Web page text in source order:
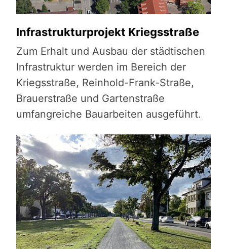
Infrastrukturprojekt Kriegsstraße
Zum Erhalt und Ausbau der städtischen
Infrastruktur werden im Bereich der
Kriegsstraße, Reinhold-Frank-Straße,
Brauerstraße und Gartenstraße
umfangreiche Bauarbeiten ausgeführt.